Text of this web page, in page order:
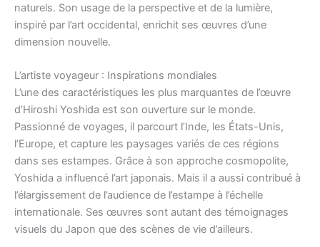
naturels. Son usage de la perspective et de la lumière,
inspiré par l’art occidental, enrichit ses œuvres d’une
dimension nouvelle.
L’artiste voyageur : Inspirations mondiales
L’une des caractéristiques les plus marquantes de l’œuvre
d’Hiroshi Yoshida est son ouverture sur le monde.
Passionné de voyages, il parcourt l’Inde, les États-Unis,
l’Europe, et capture les paysages variés de ces régions
dans ses estampes. Grâce à son approche cosmopolite,
Yoshida a influencé l’art japonais. Mais il a aussi contribué à
l’élargissement de l’audience de l’estampe à l’échelle
internationale. Ses œuvres sont autant des témoignages
visuels du Japon que des scènes de vie d’ailleurs.